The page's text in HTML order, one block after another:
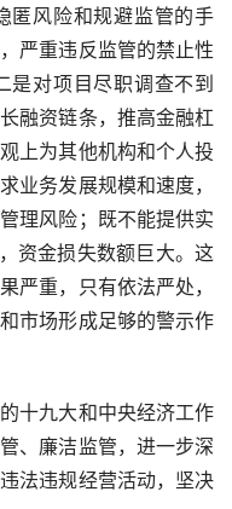
匿风险和规避监管的手
严重违反监管的禁止性
是对项目尽职调查不到
融资链条，推高金融杠
上为其他机构和个人投
业务发展规模和速度，
理风险；既不能提供实
资金损失数额巨大。这
严重，只有依法严处，
市场形成足够的警示作
十九大和中央经济工作
、廉洁监管，进一步深
法违规经营活动，坚决